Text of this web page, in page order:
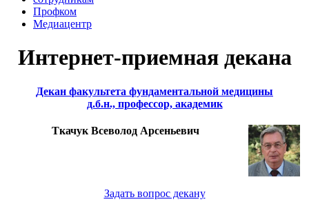
Профком
Медиацентр
Интернет-приемная декана
Декан факультета фундаментальной медицины
д.б.н., профессор, академик
Ткачук Всеволод Арсеньевич
Задать вопрос декану